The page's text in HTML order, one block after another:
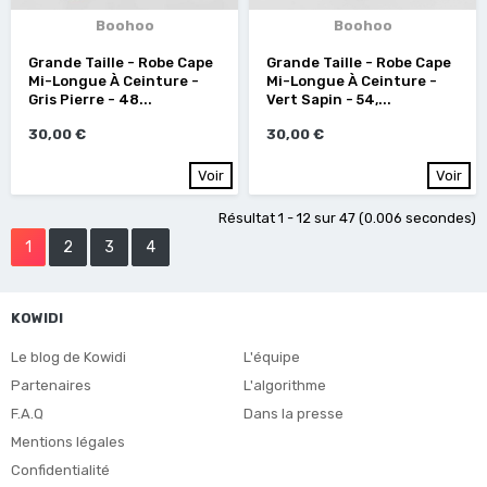
Boohoo
Grande Taille - Robe Cape
Mi-Longue À Ceinture -
Gris Pierre - 48...
30,00 €
Voir
Boohoo
Grande Taille - Robe Cape
Mi-Longue À Ceinture -
Vert Sapin - 54,...
30,00 €
Voir
Résultat 1 - 12 sur 47 (0.006 secondes)
1 2 3 4
KOWIDI
Le blog de Kowidi
Partenaires
F.A.Q
Mentions légales
Confidentialité
L'équipe
L'algorithme
Dans la presse